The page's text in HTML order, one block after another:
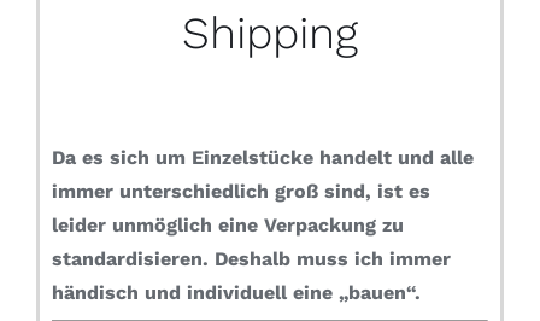
Shipping
Da es sich um Einzelstücke handelt und alle
immer unterschiedlich groß sind, ist es
leider unmöglich eine Verpackung zu
standardisieren. Deshalb muss ich immer
händisch und individuell eine „bauen“.